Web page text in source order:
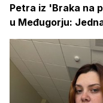
Petra iz 'Braka na
u Međugorju: